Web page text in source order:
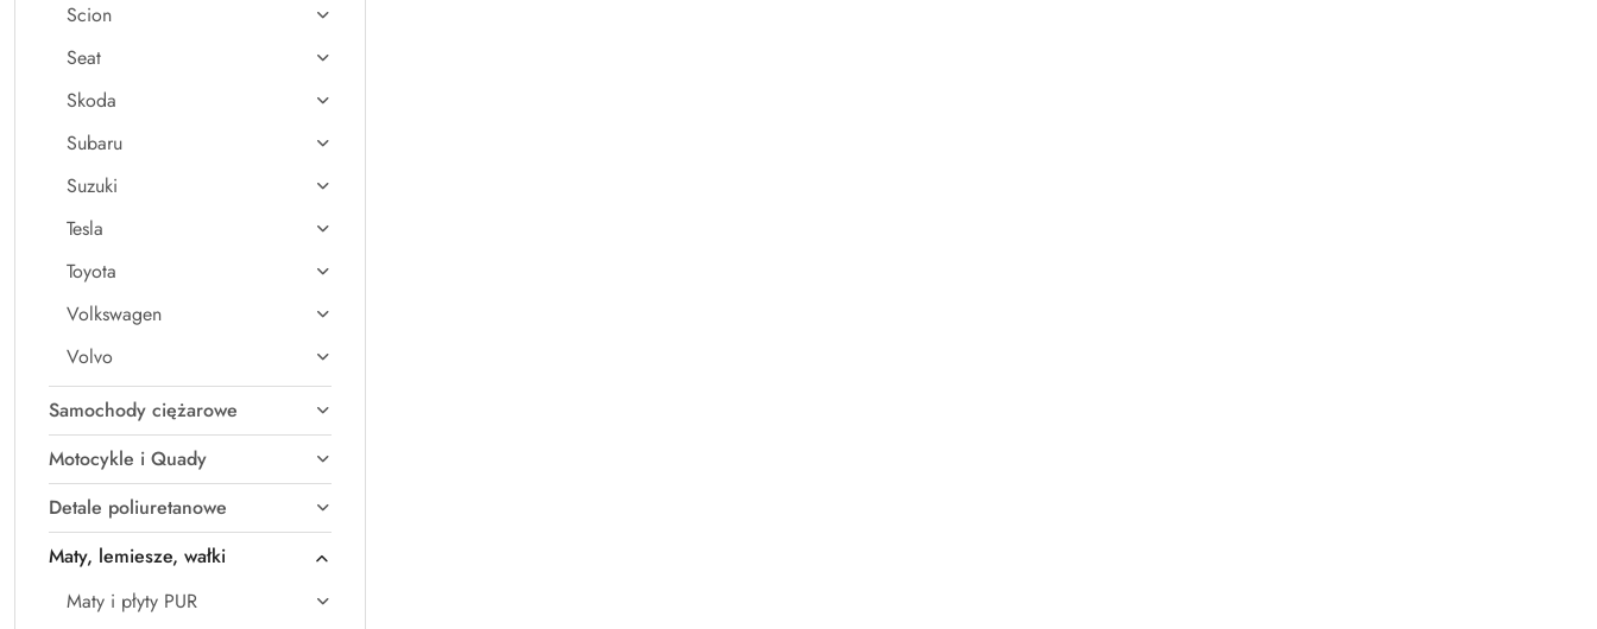
Scion
Seat
Skoda
Subaru
Suzuki
Tesla
Toyota
Volkswagen
Volvo
Samochody ciężarowe
Motocykle i Quady
Detale poliuretanowe
Maty, lemiesze, wałki
Maty i płyty PUR